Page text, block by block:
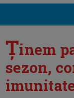
Ținem
sezon,